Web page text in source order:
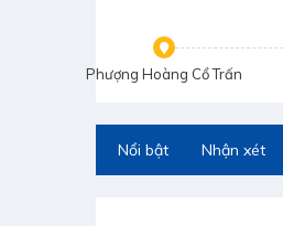
Phượng Hoàng Cổ Trấn
Nổi bật Nhận xét